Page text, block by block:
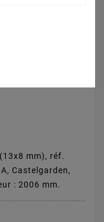
mm), réf.
Castelgarden,
: 2006 mm.